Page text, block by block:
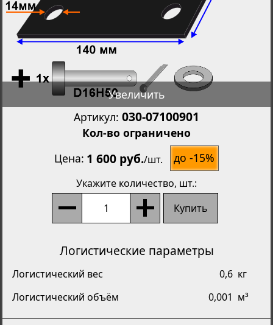
Увеличить
Артикул: 030-07100901
Кол-во ограничено
Цена 1 600 руб./шт. до -15%
Укажите количество, шт.:
Купить
Логистические параметры
Логистический вес 0,6 кг
Логистический объём
0,001 м³